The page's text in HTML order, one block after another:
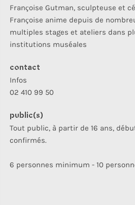
Françoise Gutman, sculpteuse et
Françoise anime depuis de
multiples stages et ateliers dans
institutions muséales
contact
Infos
02 410 99 50
public(s)
Tout public, à partir de 16 ans,
confirmés.
6 personnes minimum - 10